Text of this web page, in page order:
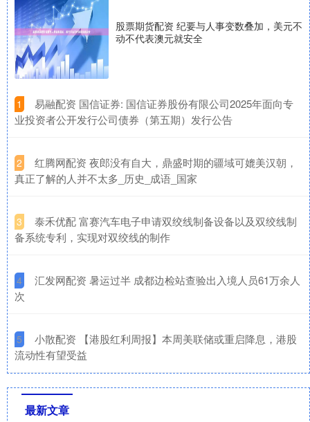
股票期货配资 纪要与人事变数叠加，美元不
动不代表澳元就安全
1
​易融配资 国信证券: 国信证券股份有限公司2025年面向专
业投资者公开发行公司债券（第五期）发行公告
2
​红腾网配资 夜郎没有自大，鼎盛时期的疆域可媲美汉朝，
真正了解的人并不太多_历史_成语_国家
3
​泰禾优配 富赛汽车电子申请双绞线制备设备以及双绞线制
备系统专利，实现对双绞线的制作
4
​汇发网配资 暑运过半 成都边检站查验出入境人员61万余人
次
5
​小散配资 【港股红利周报】本周美联储或重启降息，港股
流动性有望受益
最新文章